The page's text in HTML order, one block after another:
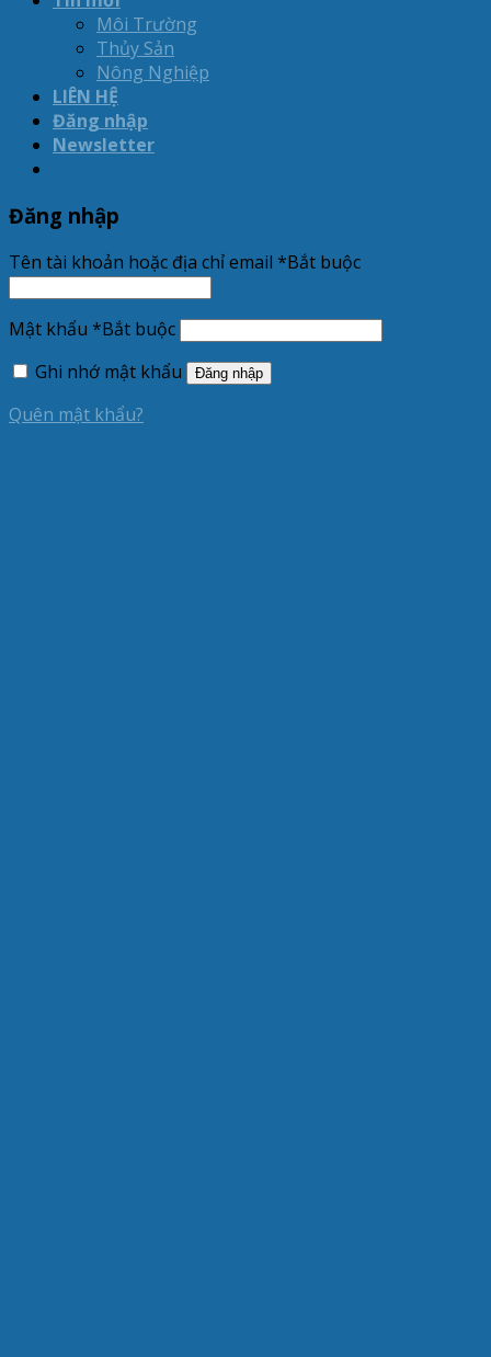
Môi Trường
Thủy Sản
Nông Nghiệp
LIÊN HỆ
Đăng nhập
Newsletter
Đăng nhập
Tên tài khoản hoặc địa chỉ email *Bắt buộc
Mật khẩu *Bắt buộc
Ghi nhớ mật khẩu
Đăng nhập
Quên mật khẩu?